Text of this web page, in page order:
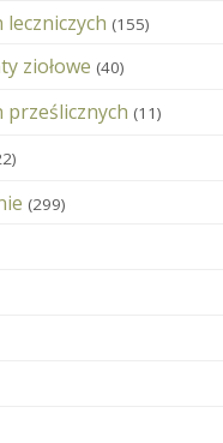
(155)
ziołowe (40)
prześlicznych (11)
(299)